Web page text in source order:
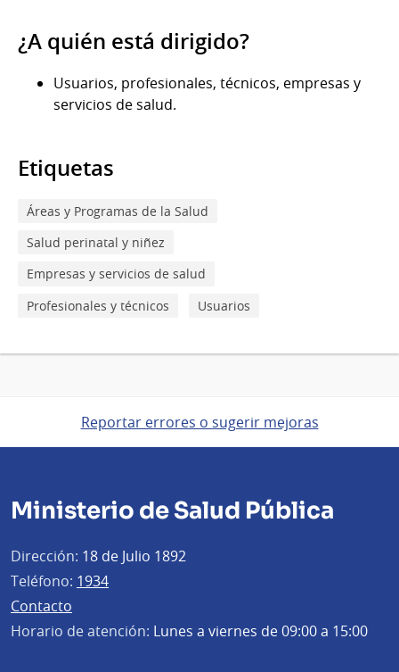
¿A quién está dirigido?
Usuarios, profesionales, técnicos, empresas y
servicios de salud.
Etiquetas
Áreas y Programas de la Salud
Salud perinatal y niñez
Empresas y servicios de salud
Profesionales y técnicos
Usuarios
Reportar errores o sugerir mejoras
Ministerio de Salud Pública
Dirección: 18 de Julio 1892
Teléfono: 1934
Contacto
Horario de atención: Lunes a viernes de 09:00 a 15:00